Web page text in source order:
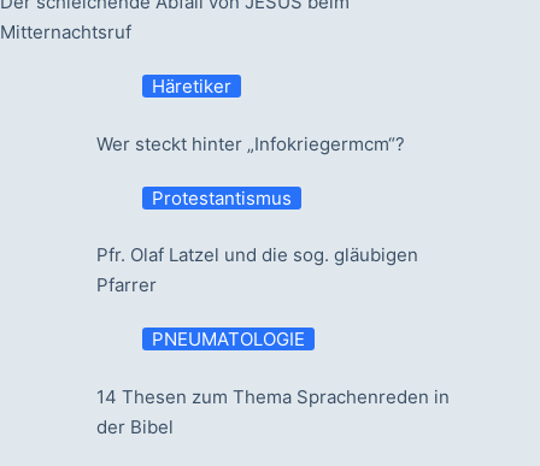
Mitternachtsruf
Häretiker
Wer steckt hinter „Infokriegermcm“?
Protestantismus
Pfr. Olaf Latzel und die sog. gläubigen
Pfarrer
PNEUMATOLOGIE
14 Thesen zum Thema Sprachenreden in
der Bibel